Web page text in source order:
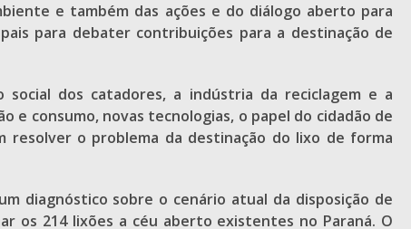
e também das ações e do diálogo aberto para
para debater contribuições para a destinação de
dos catadores, a indústria da reciclagem e a
e consumo, novas tecnologias, o papel do cidadão de
resolver o problema da destinação do lixo de forma
diagnóstico sobre o cenário atual da disposição de
os 214 lixões a céu aberto existentes no Paraná. O